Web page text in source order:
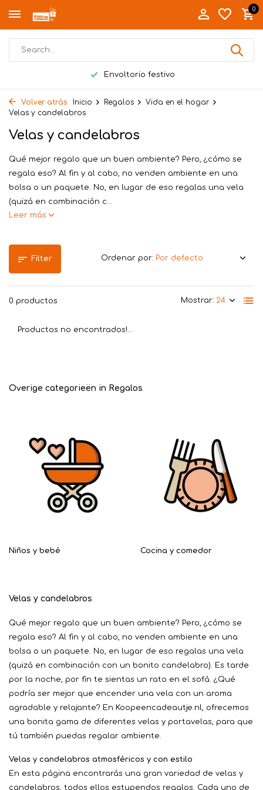
0
Envoltorio festivo
Volver atrás Inicio Regalos
Vida en el hogar
Velas y candelabros
Velas y candelabros
Qué mejor regalo que un buen ambiente? Pero, ¿cómo se
regala eso? Al fin y al cabo, no venden ambiente en una
bolsa o un paquete. No, en lugar de eso regalas una vela
(quizá en combinación c...
Leer más
Filter
0 productos Mostrar:
Ordenar por:
Productos no encontrados!...
Overige categorieën in Regalos
Niños y bebé Cocina y comedor
Velas y candelabros
Qué mejor regalo que un buen ambiente? Pero, ¿cómo se
regala eso? Al fin y al cabo, no venden ambiente en una
bolsa o un paquete. No, en lugar de eso regalas una vela
(quizá en combinación con un bonito candelabro). Es tarde
por la noche, por fin te sientas un rato en el sofá. ¿Qué
podría ser mejor que encender una vela con un aroma
agradable y relajante? En Koopeencadeautje.nl, ofrecemos
una bonita gama de diferentes velas y portavelas, para que
tú también puedas regalar ambiente.
Velas y candelabros atmosféricos y con estilo
En esta página encontrarás una gran variedad de velas y
candelabros, todos ellos estupendos regalos. Cada uno de